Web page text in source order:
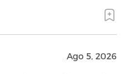
Ago 5, 2026